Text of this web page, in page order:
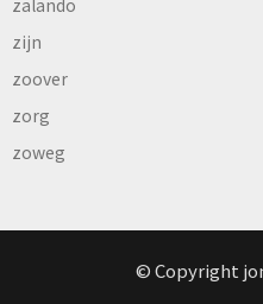
zijn
zoover
zorg
zoweg
© Copyright